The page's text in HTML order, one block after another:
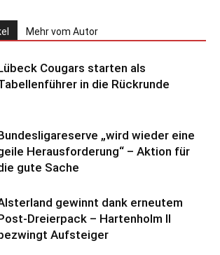
Mehr vom Autor
Cougars starten als
in die Rückrunde
„wird wieder eine
Herausforderung“ – Aktion für
gute Sache
gewinnt dank erneutem
Dreierpack – Hartenholm II
Aufsteiger